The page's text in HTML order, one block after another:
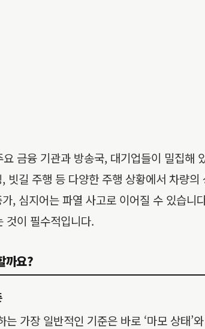
금융 기관과 방송국, 대기업들이 밀집
빗길 주행 등 다양한 주행 상황에서 차량
, 심지어는 파열 사고로 이어질 수 있습
것이 필수적입니다.
까요?
는 가장 일반적인 기준은 바로 ‘마모 상태